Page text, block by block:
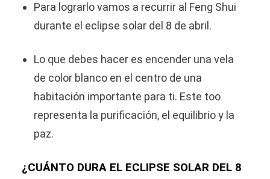
Para lograrlo vamos a recurrir al Feng Shui
durante el eclipse solar del 8 de abril.
Lo que debes hacer es encender una vela
de color blanco en el centro de una
habitación importante para ti. Este too
representa la purificación, el equilibrio y la
paz.
¿CUÁNTO DURA EL ECLIPSE SOLAR DEL 8